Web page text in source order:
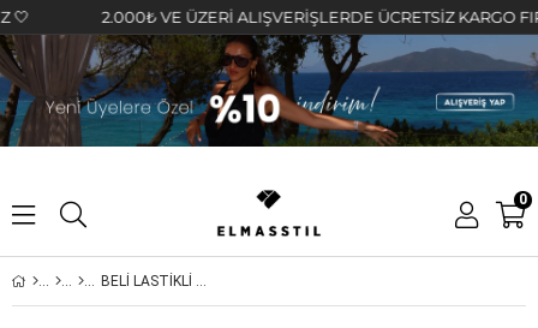
2.000₺ VE ÜZERİ ALIŞVERİŞLERDE ÜCRETSİZ KARGO
0
BELİ LASTİKLİ TÜL ETEK